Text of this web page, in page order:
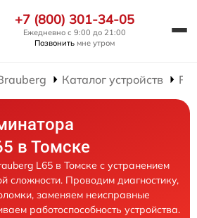
+7 (800) 301-34-05
Ежедневно с 9:00 до 21:00
Позвонить мне утром
Каталог устройств
в Томске
L65 в Томске с устранением
сложности. Проводим диагностику,
заменяем неисправные
работоспособность устройства.